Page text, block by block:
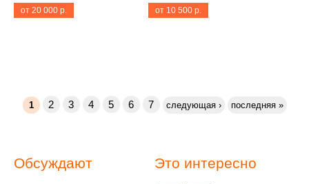
от 20 000 р. от 10 500 р.
1 2 3 4 5 6 7 следующая › последняя »
Обсуждают Это интересно